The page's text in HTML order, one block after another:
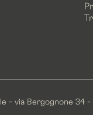
Bergognone 34 -